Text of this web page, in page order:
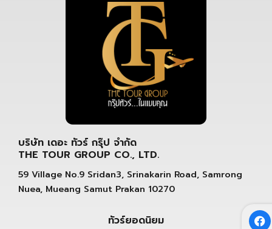
บริษัท เดอะ ทัวร์ กรุ๊ป จำกัด
THE TOUR GROUP CO., LTD.
59 Village No.9 Sridan3, Srinakarin Road, Samrong
Nuea, Mueang Samut Prakan 10270
ทัวร์ยอดนิยม